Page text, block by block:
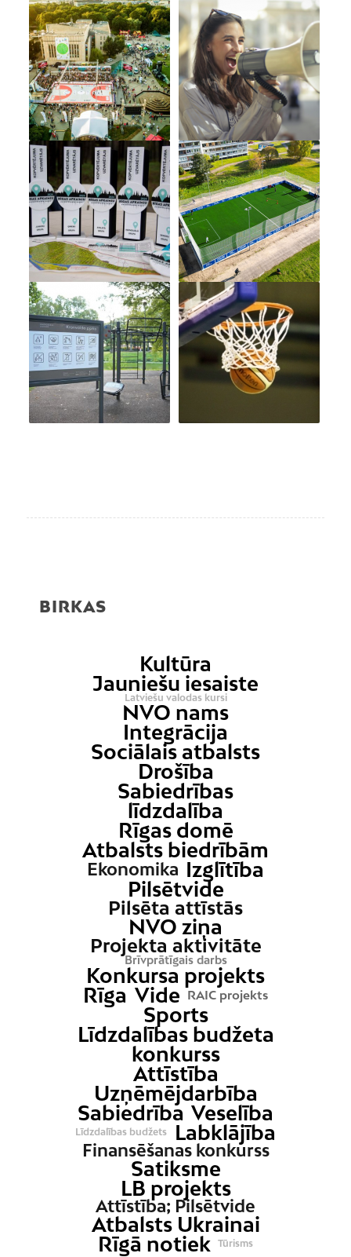
BIRKAS
Kultūra
Jauniešu iesaiste
Latviešu valodas kursi
NVO nams
Integrācija
Sociālais atbalsts
Drošība
Sabiedrības
līdzdalība
Rīgas domē
Atbalsts biedrībām
Ekonomika Izglītība
Pilsētvide
Pilsēta attīstās
NVO ziņa
Projekta aktivitāte
Brīvprātīgais darbs
Konkursa projekts
Rīga Vide RAIC projekts
Sports
Līdzdalības budžeta
konkurss
Attīstība
Uzņēmējdarbība
Sabiedrība Veselība
Līdzdalības budžets Labklājība
Finansēšanas konkurss
Satiksme
LB projekts
Attīstība; Pilsētvide
Atbalsts Ukrainai
Rīgā notiek
Tūrisms